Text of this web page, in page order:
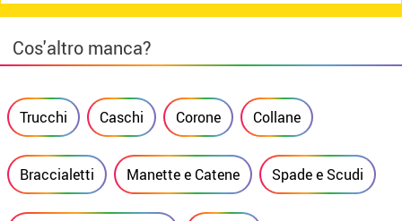
Cos'altro manca?
Trucchi Caschi Corone Collane
Braccialetti Manette e Catene Spade e Scudi